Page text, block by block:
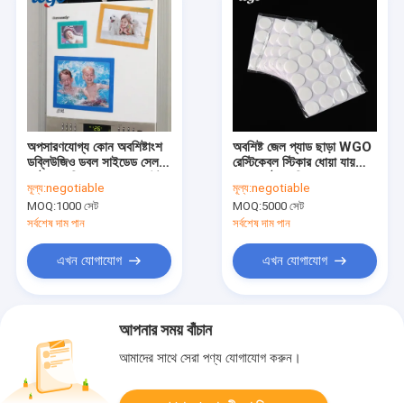
অপসারণযোগ্য কোন অবশিষ্টাংশ
ডব্লিউজিও ডবল সাইডেড সেলফ
করা হয়েছে
মূল্য:negotiable
MOQ:1000 সেট
সর্বশেষ দাম পান
এখন যোগাযোগ
অবশিষ্ট জেল প্যাড ছাড়া WGO
রেস্টিকেবল স্টিকার ধোয়া যায়
মূল্য:negotiable
MOQ:5000 সেট
সর্বশেষ দাম পান
এখন যোগাযোগ
আপনার সময় বাঁচান
আমাদের সাথে সেরা পণ্য যোগাযোগ করুন।